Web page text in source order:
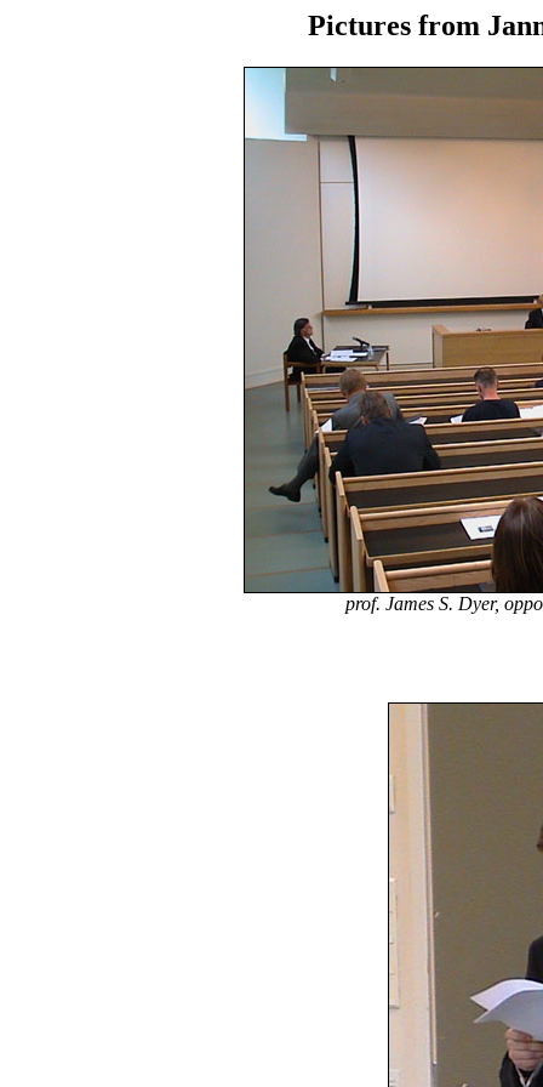
Pictures from
prof. James S. Dyer,